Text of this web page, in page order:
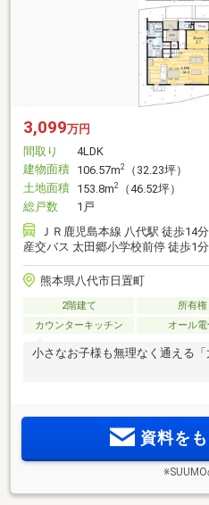
3,099万円
間取り
4LDK
建物面積 106.57m2
（32.23坪）
土地面積 153.8m2
（46.52坪）
総戸数
1戸
ＪＲ鹿児島本線 八代駅 徒歩14分
産交バス 太田郷小学校前停 徒歩1分
熊本県八代市日置町
2階建て 所有権
カウンターキッチン
オール電
小さなお子様も無理なく通える
資料を